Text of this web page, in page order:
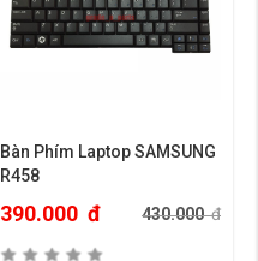
Bàn Phím Laptop SAMSUNG
R458
390.000 đ 430.000đ